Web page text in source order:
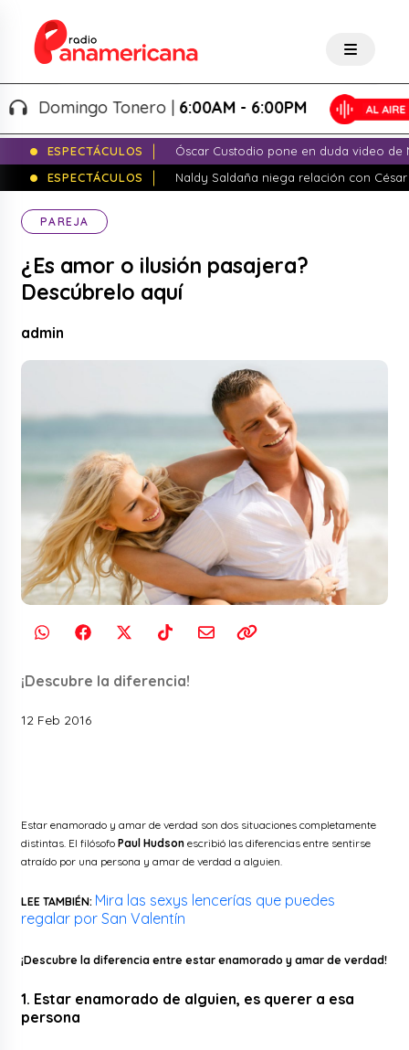
Tonero |6:00AM - 6:00PM
ESPECTÁCULOS
Óscar Custodio pone en duda video de
ESPECTÁCULOS
Naldy Saldaña niega relación con
PAREJA
¿Es amor o ilusión pasajera?
Descúbrelo aquí
admin
¡Descubre la diferencia!
12 Feb 2016
Estar enamorado y amar de verdad son dos situaciones completamente
distintas. El filósofoPaul Hudson escribió las diferencias entre sentirse
atraído por una persona y amar de verdad a alguien.
LEE TAMBIÉN: Mira las sexys lencerías que puedes
regalar por San Valentín
¡Descubre la diferencia entre estar enamorado y amar de verdad!
1. Estar enamorado de alguien, es querer a esa
persona